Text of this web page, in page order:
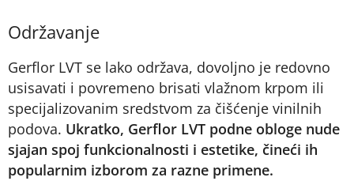
Održavanje
Gerflor LVT se lako održava, dovoljno je redovno
usisavati i povremeno brisati vlažnom krpom ili
specijalizovanim sredstvom za čišćenje vinilnih
podova. Ukratko, Gerflor LVT podne obloge nude
sjajan spoj funkcionalnosti i estetike, čineći ih
popularnim izborom za razne primene.